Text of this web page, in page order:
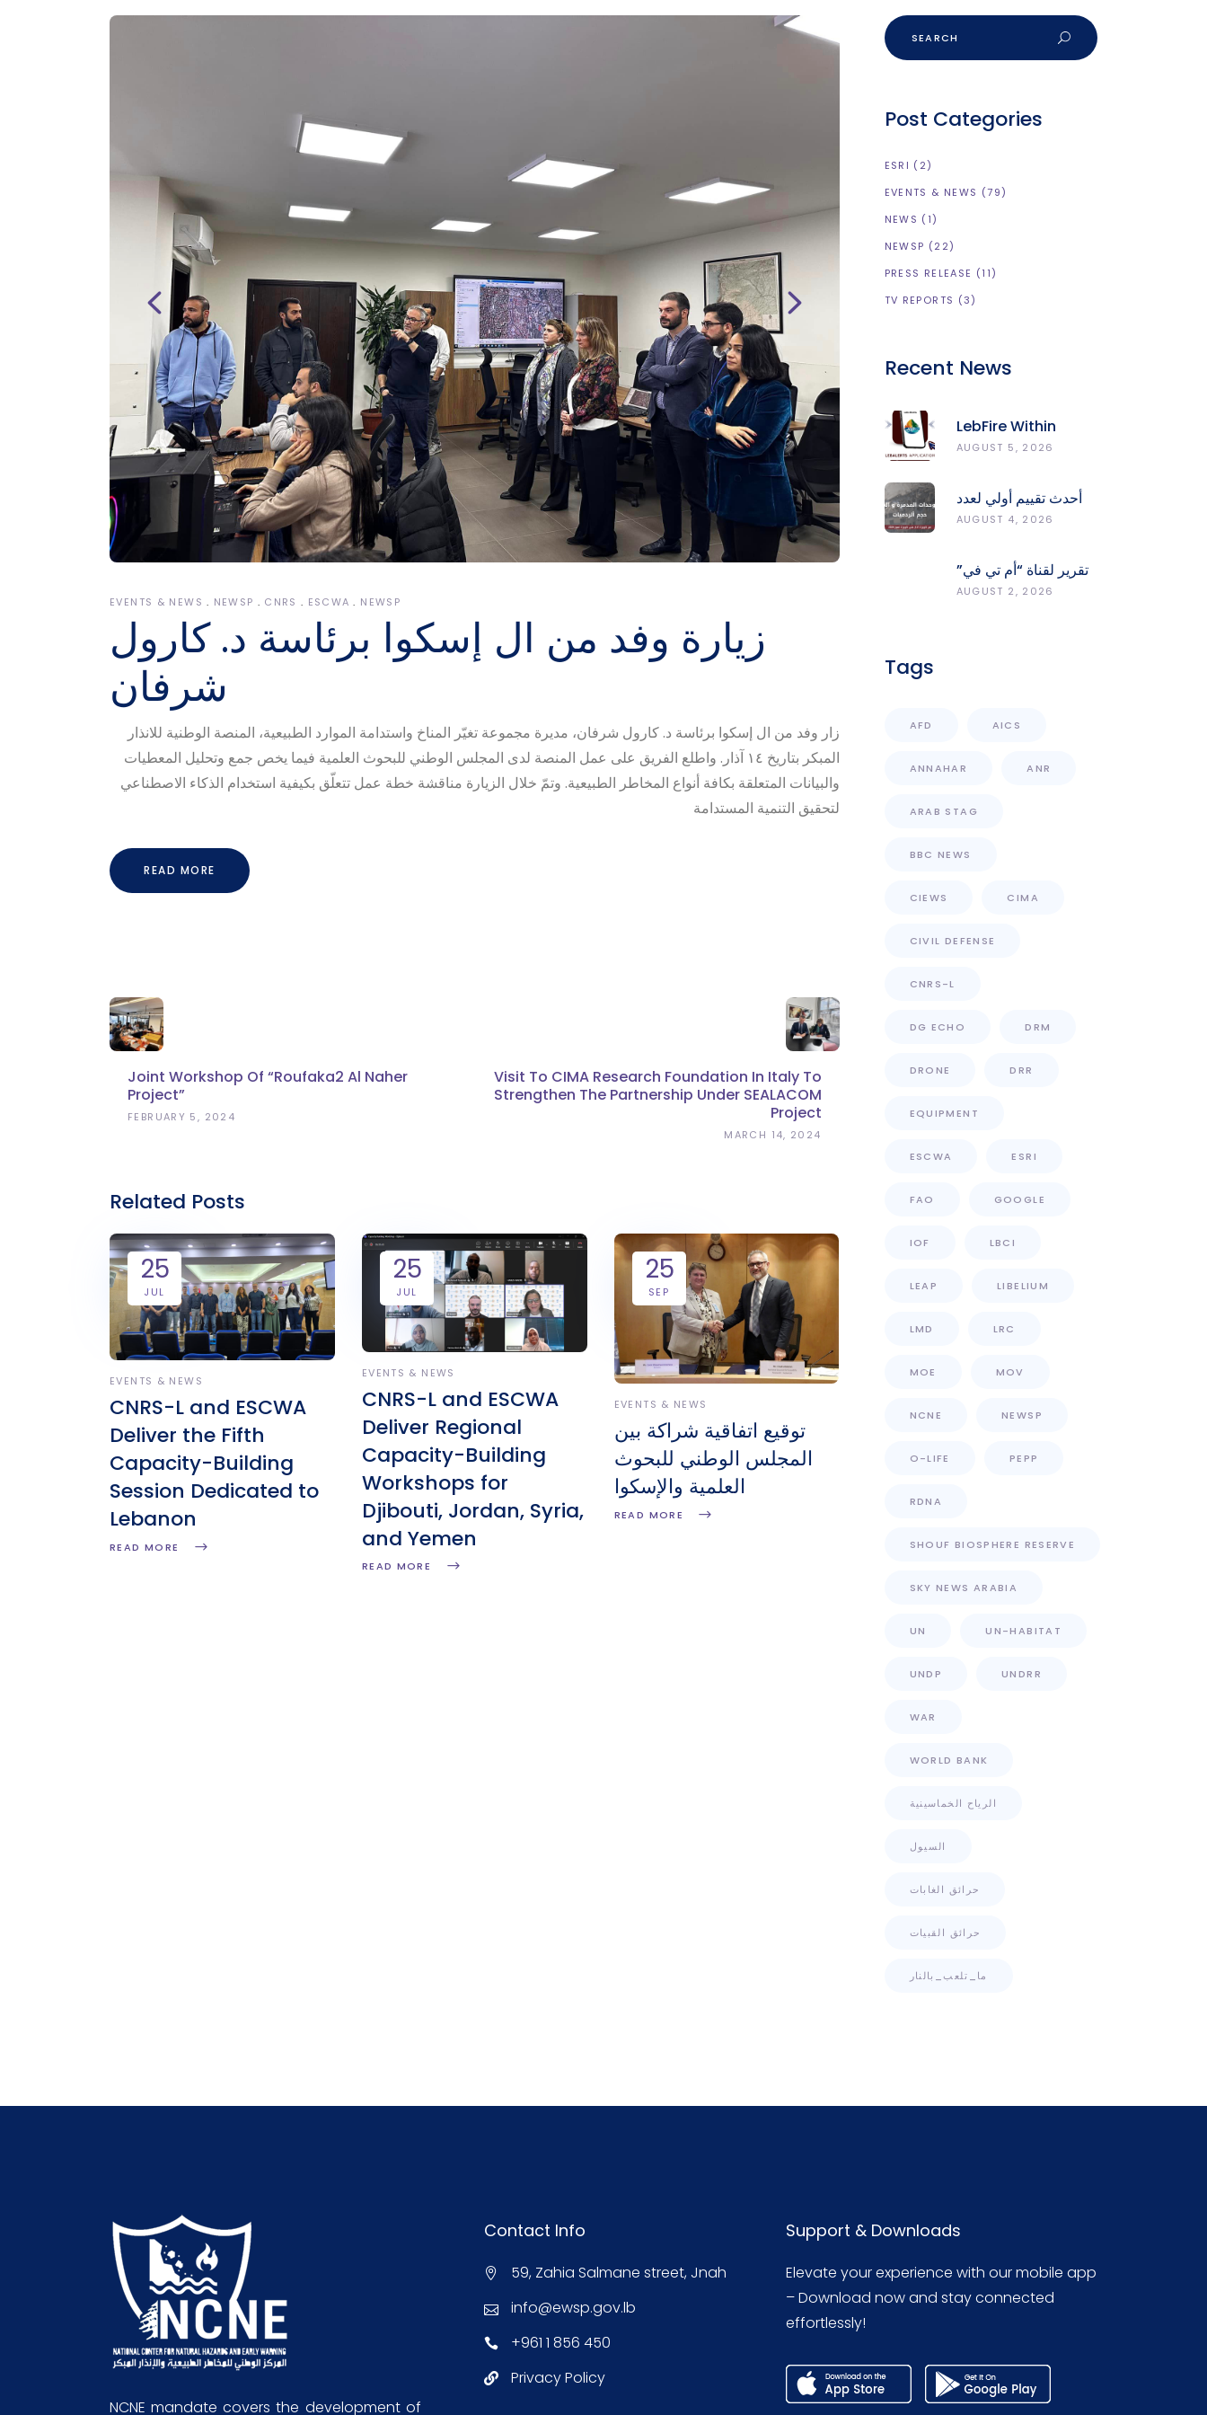
EVENTS & NEWS NEWSP CNRS ESCWA NEWSP
زيارة وفد من ال إسكوا برئاسة د. كارول
شرفان
زار وفد من ال إسكوا برئاسة د. كارول شرفان، مديرة مجموعة تغيّر المناخ واستدامة الموارد الطبيعية، المنصة الوطنية للانذار
المبكر بتاريخ ١٤ آذار. واطلع الفريق على عمل المنصة لدى المجلس الوطني للبحوث العلمية فيما يخص جمع وتحليل المعطيات
والبيانات المتعلقة بكافة أنواع المخاطر الطبيعية. وتمّ خلال الزيارة مناقشة خطة عمل تتعلّق بكيفية استخدام الذكاء الاصطناعي
لتحقيق التنمية المستدامة
READ MORE
Joint Workshop Of “Roufaka2 Al Naher
Project”
FEBRUARY 5, 2024
Visit To CIMA Research Foundation In Italy To
Strengthen The Partnership Under SEALACOM
Project
MARCH 14, 2024
Related Posts
25
JUL
EVENTS & NEWS
CNRS-L and ESCWA
Deliver the Fifth
Capacity-Building
Session Dedicated to
Lebanon
READ MORE
25
JUL
EVENTS & NEWS
CNRS-L and ESCWA
Deliver Regional
Capacity-Building
Workshops for
Djibouti, Jordan, Syria,
and Yemen
READ MORE
25
SEP
EVENTS & NEWS
توقيع اتفاقية شراكة بين
المجلس الوطني للبحوث
العلمية والإسكوا
READ MORE
Post Categories
ESRI (2)
EVENTS & NEWS (79)
NEWS (1)
NEWSP (22)
PRESS RELEASE (11)
TV REPORTS (3)
Recent News
LebFire Within
LebAlerts: Report
Protect Forests
AUGUST 5, 2026
أحدث تقييم أولي لعدد
الوحدات المدمّرة
الردميات على مستوى
الأقضية
AUGUST 4, 2026
تقرير لقناة “أم تي في”
حول انعكاسات
AUGUST 2, 2026
Tags
AFD AICS
ANNAHAR ANR
ARAB STAG
BBC NEWS
CIEWS CIMA
CIVIL DEFENSE
CNRS-L
DG ECHO DRM
DRONE DRR
EQUIPMENT
ESCWA ESRI
FAO GOOGLE
IOF LBCI
LEAP LIBELIUM
LMD LRC
MOE MOV
NCNE NEWSP
O-LIFE PEPP
RDNA
SHOUF BIOSPHERE RESERVE
SKY NEWS ARABIA
UN UN-HABITAT
UNDP UNDRR
WAR
WORLD BANK
الرياح الخماسينية
السيول
حرائق الغابات
حرائق القبيات
ما_تلعب_بالنار
NCNE mandate covers the development of
Contact Info
59, Zahia Salmane street, Jnah
info@ewsp.gov.lb
+961 1 856 450
Privacy Policy
Support & Downloads
Elevate your experience with our mobile app
– Download now and stay connected
effortlessly!